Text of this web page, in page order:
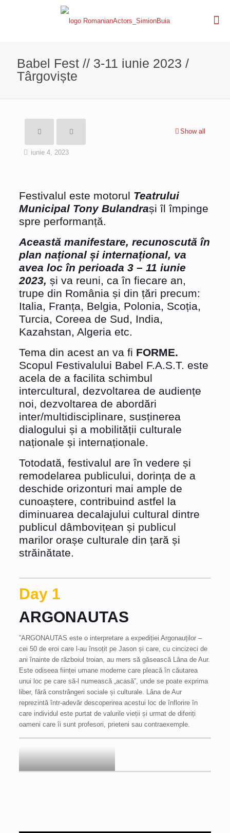
Babel Fest // 3-11 iunie 2023 /
Târgoviște
Show all
iunie 4, 2023
Festivalul este motorul Teatrului
Municipal Tony Bulandrași îl împinge
spre performanță.
Această manifestare, recunoscută în
plan național și internațional, va
avea loc în perioada 3 – 11 iunie
2023, și va reuni, ca în fiecare an,
trupe din România și din țări precum:
Italia, Franța, Belgia, Polonia, Scoția,
Turcia, Coreea de Sud, India,
Kazahstan, Algeria etc.
Tema din acest an va fi FORME.
Scopul Festivalului Babel F.A.S.T. este
acela de a facilita schimbul
intercultural, dezvoltarea de audiențe
noi, dezvoltarea de abordări
inter/multidisciplinare, susținerea
dialogului și a mobilității culturale
naționale și internaționale.
Totodată, festivalul are în vedere și
remodelarea publicului, dorința de a
deschide orizonturi mai ample de
cunoaștere, contribuind astfel la
diminuarea decalajului cultural dintre
publicul dâmbovițean și publicul
marilor orașe culturale din țară și
străinătate.
Day 1
ARGONAUTAS
”ARGONAUTAS este o interpretare a expediției Argonauților –
cei 50 de eroi care l-au însoțit pe Jason și care, cu cincizeci de
ani înainte de războiul troian, au mers să găsească Lâna de Aur.
Este odiseea ființei umane moderne care pleacă în căutarea
unui loc pe care să-l numească „acasă”, unde se poate exprima
liber, fără constrângeri sociale și culturale. Lâna de Aur
reprezintă într-adevăr descoperirea acestui loc de înflorire în
care individul este purtat de valurile vieții și urmat de diferiți
oameni care îi sunt profesori, prieteni sau contraexemple.